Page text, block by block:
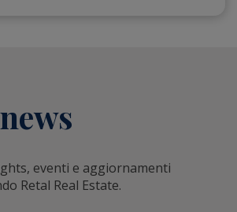
eventi e aggiornamenti
Retal Real Estate.